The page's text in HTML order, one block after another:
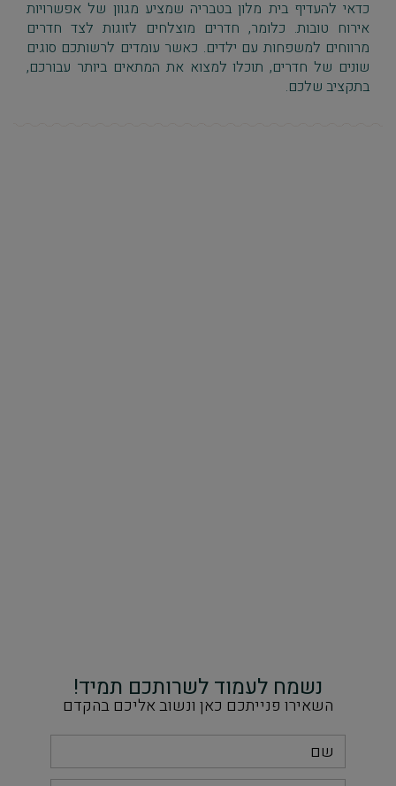
כדאי להעדיף בית מלון בטבריה שמציע מגוון של אפשרויות
אירוח טובות. כלומר, חדרים מוצלחים לזוגות לצד חדרים
מרווחים למשפחות עם ילדים. כאשר עומדים לרשותכם סוגים
שונים של חדרים, תוכלו למצוא את המתאים ביותר עבורכם,
בתקציב שלכם.
נשמח לעמוד לשרותכם תמיד!
השאירו פנייתכם כאן ונשוב אליכם בהקדם